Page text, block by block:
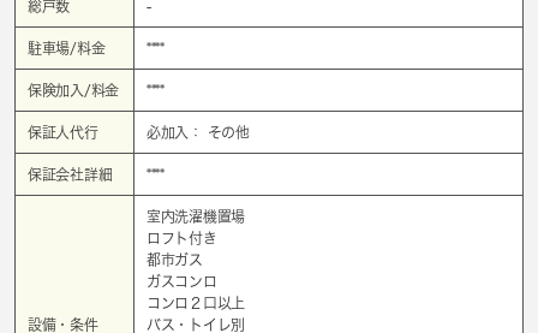
総戸数 -
駐車場/料金 ****
保険加入/料金 ****
保証人代行 必加入： その他
保証会社詳細 ****
設備・条件
室内洗濯機置場
ロフト付き
都市ガス
ガスコンロ
コンロ２口以上
バス・トイレ別